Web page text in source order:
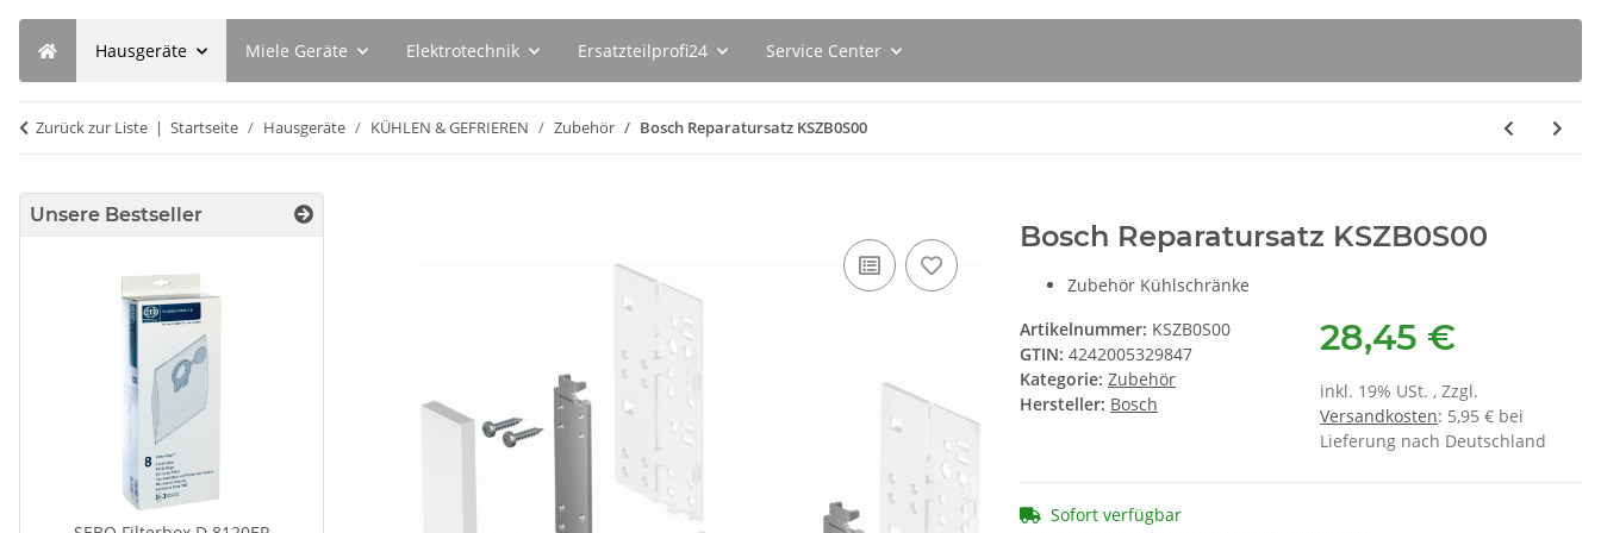
Hausgeräte Miele Geräte Elektrotechnik Ersatzteilprofi24 Service Center
Zurück zur Liste Startseite Hausgeräte KÜHLEN & GEFRIEREN Zubehör Bosch Reparatursatz KSZB0S00
Bosch Reparatursatz KSZB0S00
Zubehör Kühlschränke
Artikelnummer: KSZB0S00
GTIN: 4242005329847
Kategorie: Zubehör
Hersteller: Bosch
28,45 €
inkl. 19% USt. , Zzgl.
Versandkosten: 5,95 € bei
Lieferung nach Deutschland
Sofort verfügbar
Unsere Bestseller